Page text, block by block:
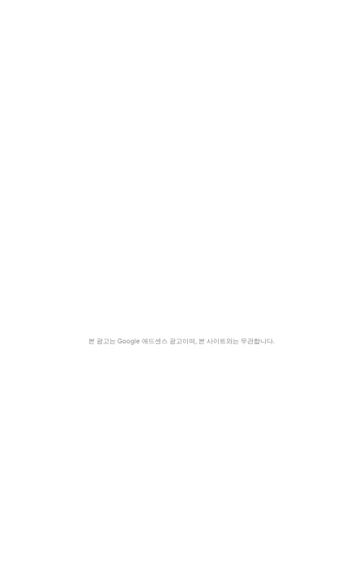
본 광고는 Google 애드센스 광고이며, 본 사이트와는 무관합니다.